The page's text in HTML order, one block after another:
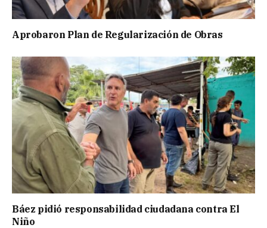
Aprobaron Plan de Regularización de Obras
Báez pidió responsabilidad ciudadana contra El
Niño